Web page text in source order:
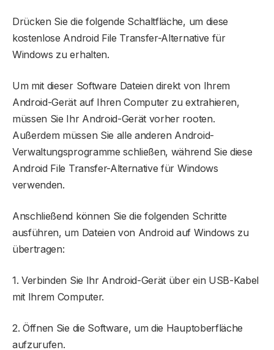
Drücken Sie die folgende Schaltfläche, um diese
kostenlose Android File Transfer-Alternative für
Windows zu erhalten.
Um mit dieser Software Dateien direkt von Ihrem
Android-Gerät auf Ihren Computer zu extrahieren,
müssen Sie Ihr Android-Gerät vorher rooten.
Außerdem müssen Sie alle anderen Android-
Verwaltungsprogramme schließen, während Sie diese
Android File Transfer-Alternative für Windows
verwenden.
Anschließend können Sie die folgenden Schritte
ausführen, um Dateien von Android auf Windows zu
übertragen:
1. Verbinden Sie Ihr Android-Gerät über ein USB-Kabel
mit Ihrem Computer.
2. Öffnen Sie die Software, um die Hauptoberfläche
aufzurufen.